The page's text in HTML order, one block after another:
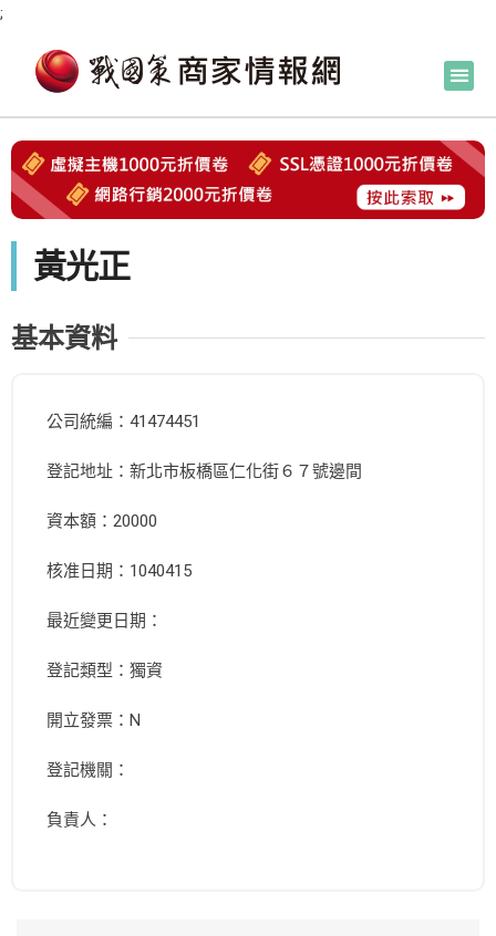
;
黃光正
基本資料
公司統編：41474451
登記地址：新北市板橋區仁化街６７號邊間
資本額：20000
核准日期：1040415
最近變更日期：
登記類型：獨資
開立發票：N
登記機關：
負責人：